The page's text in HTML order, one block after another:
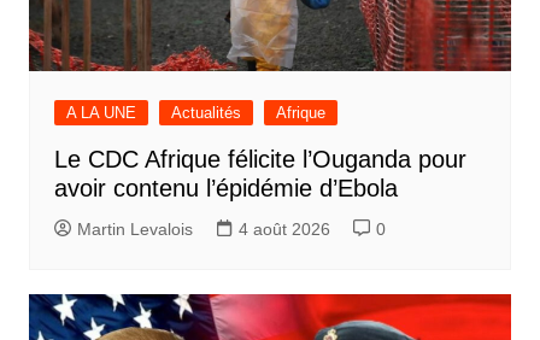
A LA UNE Actualités Afrique
Le CDC Afrique félicite l’Ouganda pour
avoir contenu l’épidémie d’Ebola
Martin Levalois 4 août 2026 0